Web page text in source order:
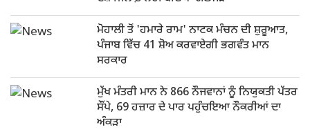
ਮੋਹਾਲੀ ਤੋਂ 'ਹਮਾਰੇ ਰਾਮ' ਨਾਟਕ ਮੰਚਨ ਦੀ ਸ਼ੁਰੂਆਤ,
ਪੰਜਾਬ ਵਿੱਚ 41 ਸ਼ੋਅ ਕਰਵਾਏਗੀ ਭਗਵੰਤ ਮਾਨ
ਸਰਕਾਰ
ਮੁੱਖ ਮੰਤਰੀ ਮਾਨ ਨੇ 866 ਨੌਜਵਾਨਾਂ ਨੂੰ ਨਿਯੁਕਤੀ ਪੱਤਰ
ਸੌਂਪੇ, 69 ਹਜ਼ਾਰ ਦੇ ਪਾਰ ਪਹੁੰਚਇਆ ਨੌਕਰੀਆਂ ਦਾ
ਅੰਕੜਾ